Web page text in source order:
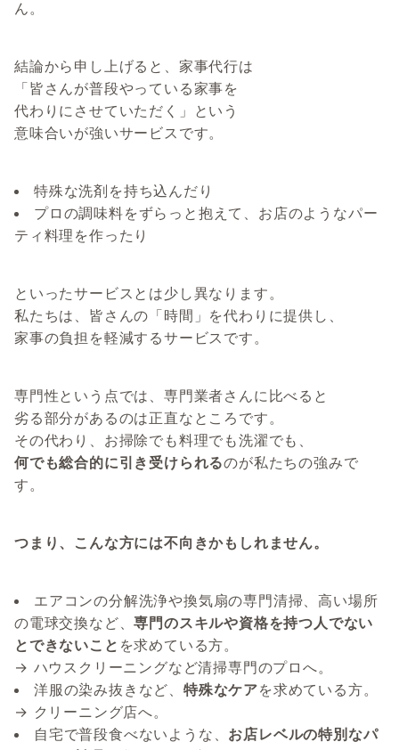
ん。
結論から申し上げると、家事代行は
「皆さんが普段やっている家事を
代わりにさせていただく」という
意味合いが強いサービスです。
特殊な洗剤を持ち込んだり
プロの調味料をずらっと抱えて、お店のようなパー
ティ料理を作ったり
といったサービスとは少し異なります。
私たちは、皆さんの「時間」を代わりに提供し、
家事の負担を軽減するサービスです。
専門性という点では、専門業者さんに比べると
劣る部分があるのは正直なところです。
その代わり、お掃除でも料理でも洗濯でも、
何でも総合的に引き受けられるのが私たちの強みで
す。
つまり、こんな方には不向きかもしれません。
エアコンの分解洗浄や換気扇の専門清掃、高い場所
の電球交換など、専門のスキルや資格を持つ人でない
とできないこと を求めている方。
→ ハウスクリーニングなど清掃専門のプロへ。
洋服の染み抜きなど、 特殊なケアを求めている方。
→ クリーニング店へ。
自宅で普段食べないような、 お店レベルの特別なパ